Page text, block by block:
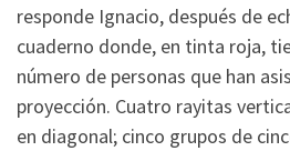
responde Ignacio, después de
cuaderno donde, en tinta roja,
número de personas que han
proyección. Cuatro rayitas
en diagonal; cinco grupos de